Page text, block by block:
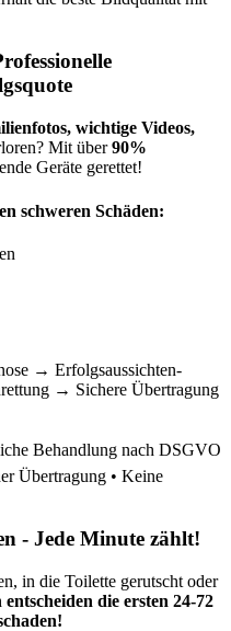
wichtige Videos,
Mit über90%
Geräte gerettet!
schweren Schäden:
→ Erfolgsaussichten-
→ Sichere Übertragung
Behandlung nach DSGVO
Übertragung • Keine
- Jede Minute zählt!
in die Toilette gerutscht oder
entscheiden die ersten 24-72